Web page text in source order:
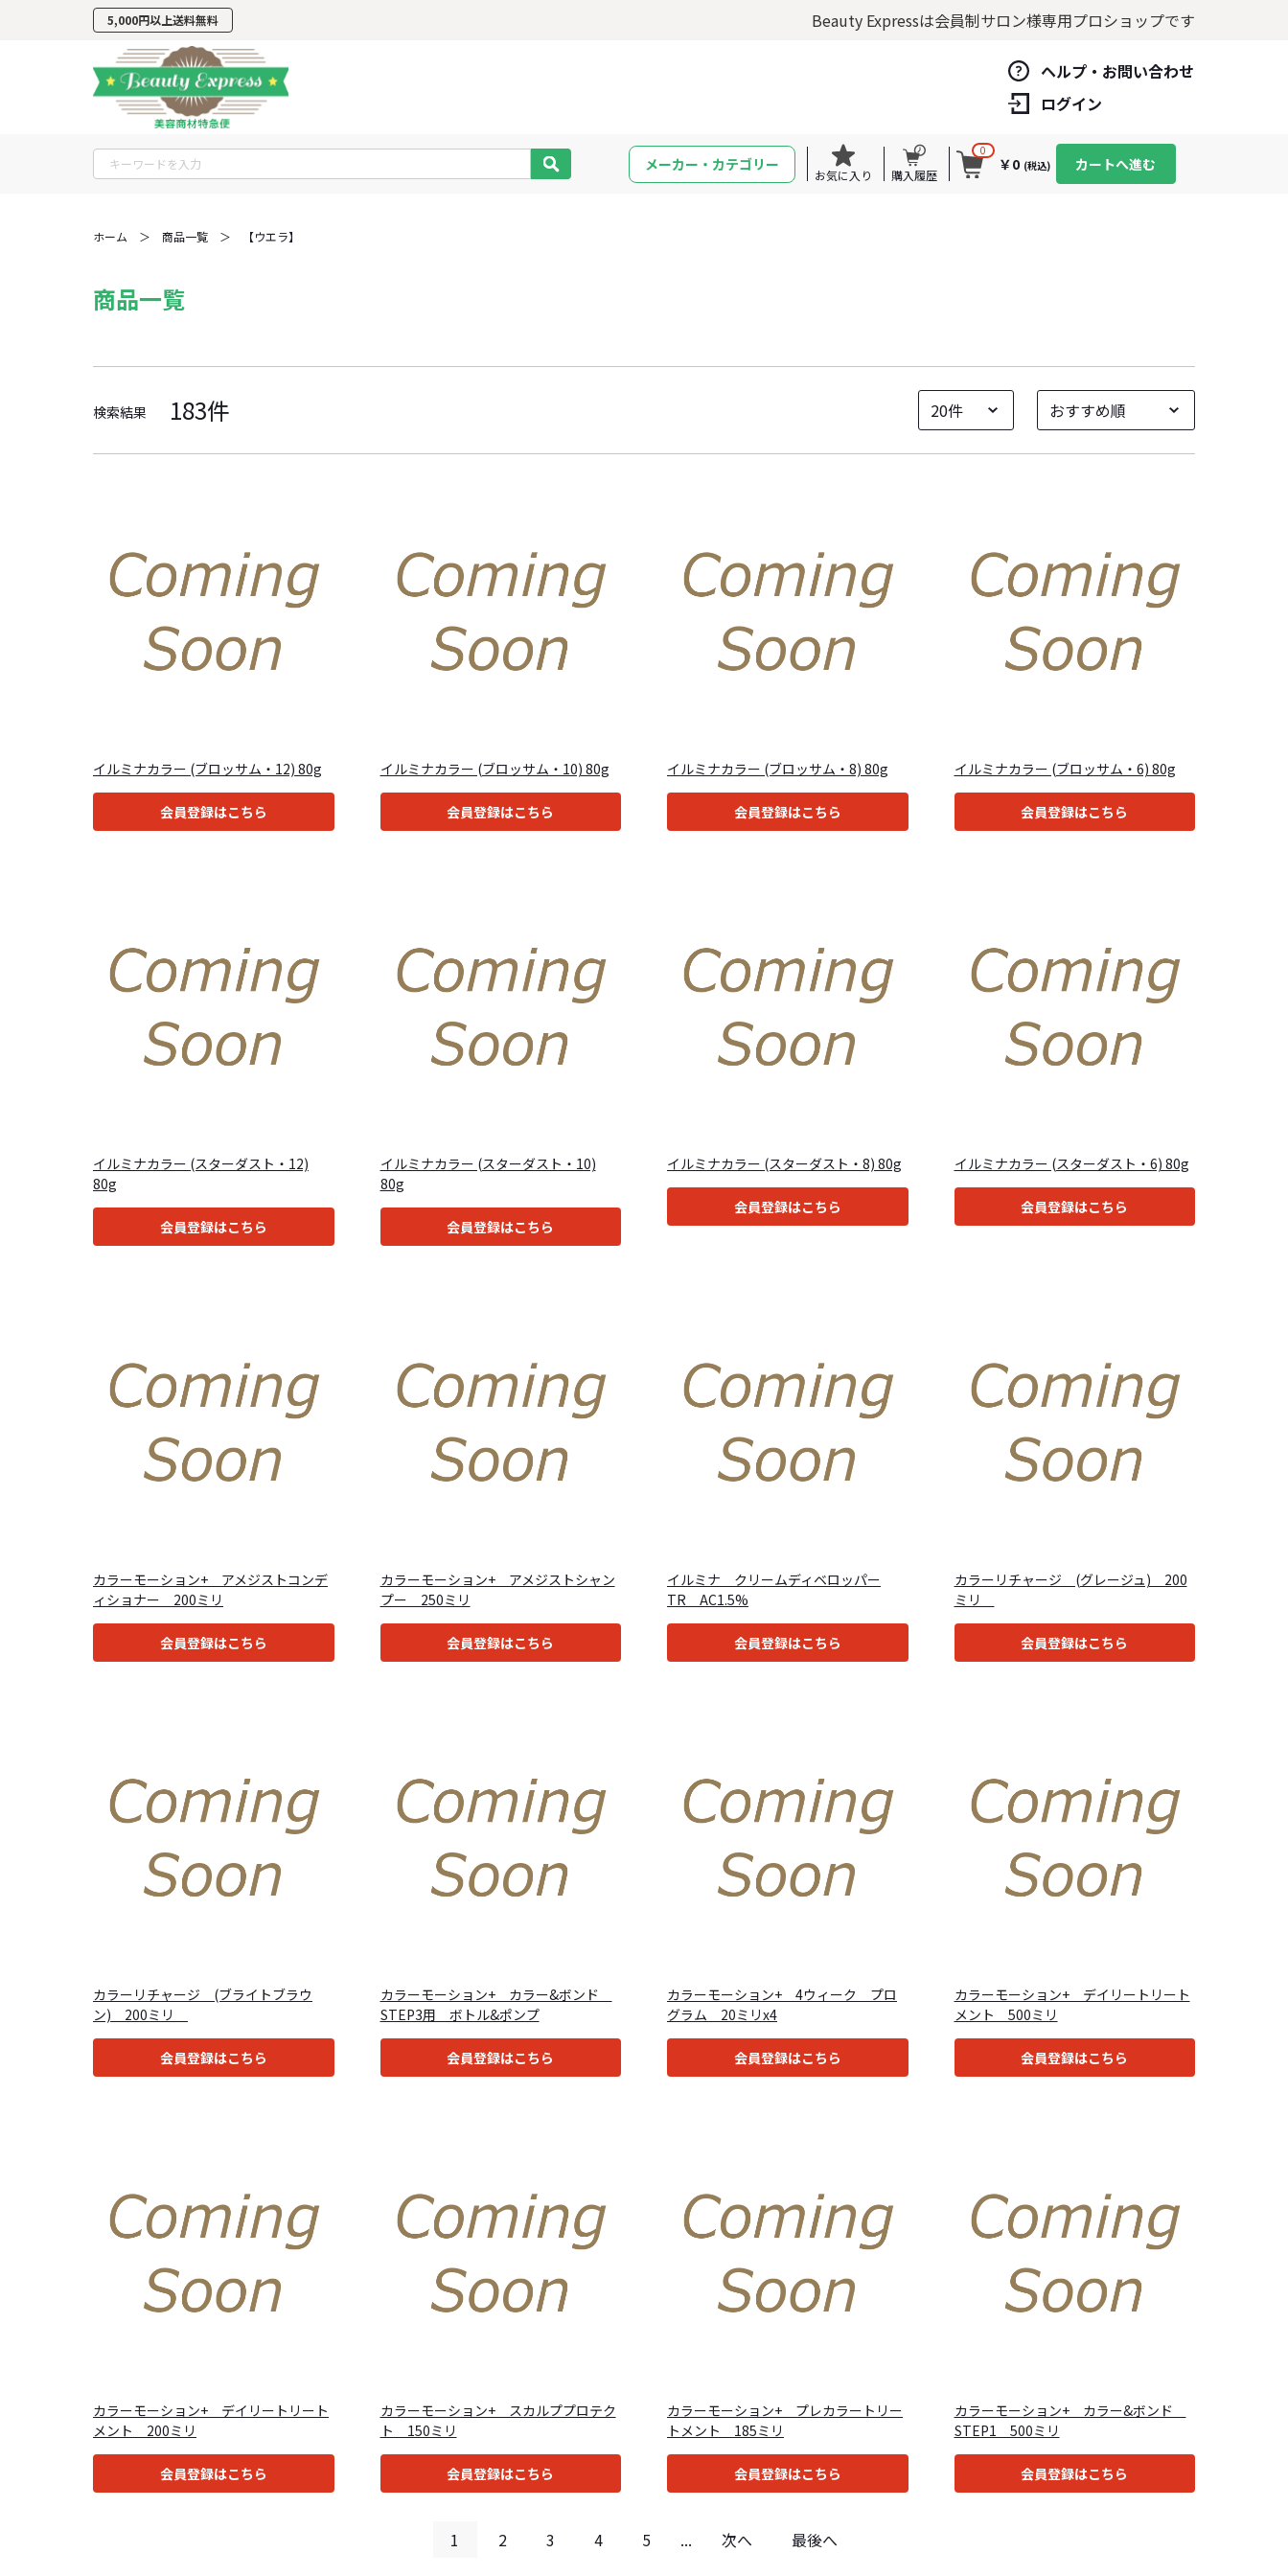
5,000円以上送料無料 Beauty Expressは会員制サロン様専用プロショップです
ヘルプ・お問い合わせ
ログイン
メーカー・カテゴリー
お気に入り 購入履歴
0
￥0 (税込) カートへ進む
ホーム ＞ 商品一覧 ＞ 【ウエラ】
商品一覧
検索結果 183件
イルミナカラー (ブロッサム・12) 80g
会員登録はこちら
イルミナカラー (ブロッサム・10) 80g
会員登録はこちら
イルミナカラー (ブロッサム・8) 80g
会員登録はこちら
イルミナカラー (ブロッサム・6) 80g
会員登録はこちら
イルミナカラー (スターダスト・12)
80g
会員登録はこちら
イルミナカラー (スターダスト・10)
80g
会員登録はこちら
イルミナカラー (スターダスト・8) 80g
会員登録はこちら
イルミナカラー (スターダスト・6) 80g
会員登録はこちら
カラーモーション+ アメジストコンデ
ィショナー 200ミリ
会員登録はこちら
カラーモーション+ アメジストシャン
プー 250ミリ
会員登録はこちら
イルミナ クリームディベロッパー
TR AC1.5%
会員登録はこちら
カラーリチャージ (グレージュ) 200
ミリ
会員登録はこちら
カラーリチャージ (ブライトブラウ
ン) 200ミリ
会員登録はこちら
カラーモーション+ カラー&ボンド
STEP3用 ボトル&ポンプ
会員登録はこちら
カラーモーション+ 4ウィーク プロ
グラム 20ミリx4
会員登録はこちら
カラーモーション+ デイリートリート
メント 500ミリ
会員登録はこちら
カラーモーション+ デイリートリート
メント 200ミリ
会員登録はこちら
カラーモーション+ スカルププロテク
ト 150ミリ
会員登録はこちら
カラーモーション+ プレカラートリー
トメント 185ミリ
会員登録はこちら
カラーモーション+ カラー&ボンド
STEP1 500ミリ
会員登録はこちら
1 2 3 4 5 ... 次へ 最後へ